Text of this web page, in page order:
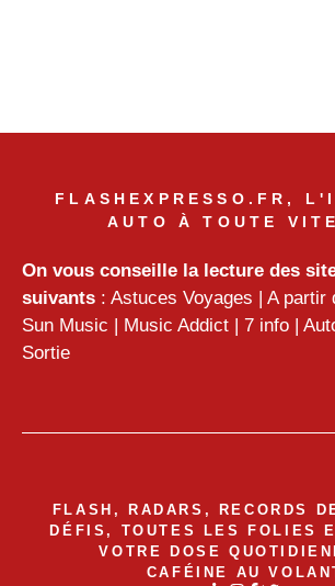
FLASHEXPRESSO.FR,
AUTO À TOUTE
On vous conseille la lecture des
suivants : Astuces Voyages | A partir
Sun Music | Music Addict | 7 info |
Sortie
FLASH, RADARS, RECORDS
DÉFIS, TOUTES LES FOLIES
VOTRE DOSE
CAFÉINE AU